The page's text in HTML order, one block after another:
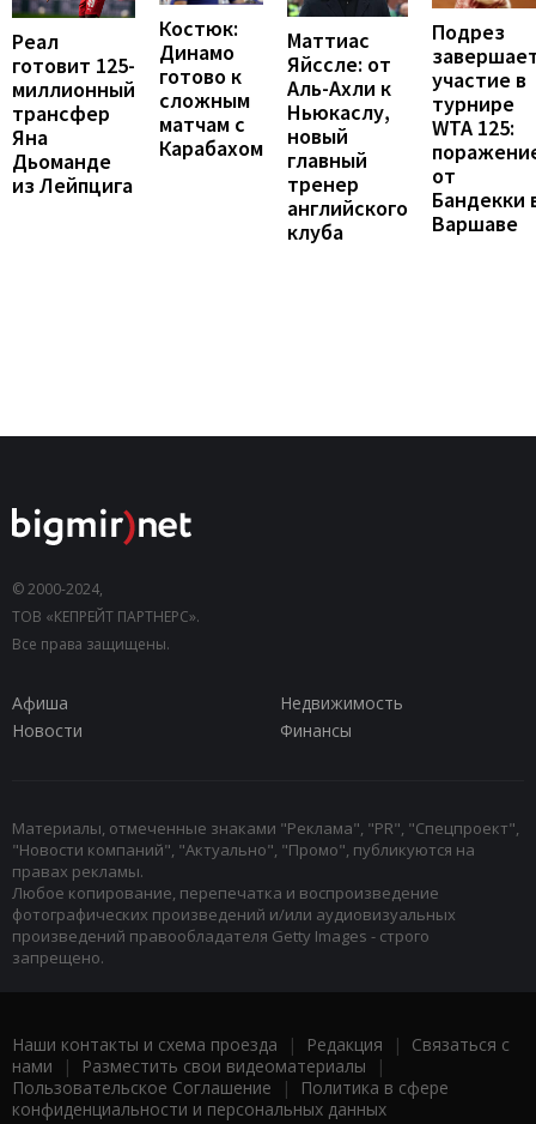
Реал
готовит 125-
миллионный
трансфер
Яна
Дьоманде
из Лейпцига
Костюк:
Динамо
готово к
сложным
матчам с
Карабахом
Маттиас
Яйссле: от
Аль-Ахли к
Ньюкаслу,
новый
главный
тренер
английского
клуба
Подрез
участие в
турнире
WTA 125:
от
Бандекки
Варшаве
© 2000-2024,
ТОВ «КЕПРЕЙТ ПАРТНЕРС».
Все права защищены.
Афиша
Недвижимость
Новости
Финансы
Материалы, отмеченные знаками "Реклама", "PR", "Спецпроект",
"Новости компаний", "Актуально", "Промо", публикуются на
правах рекламы.
Любое копирование, перепечатка и воспроизведение
фотографических произведений и/или аудиовизуальных
произведений правообладателя Getty Images - строго
запрещено.
Наши контакты и схема проезда | Редакция | Связаться с
нами | Разместить свои видеоматериалы |
Пользовательское Соглашение |
Политика в сфере
конфиденциальности и персональных данных